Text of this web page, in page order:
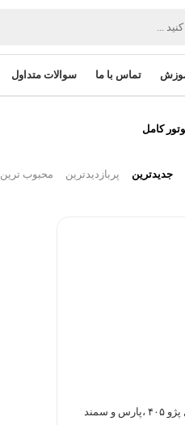
تماس با ما سوالات متداول
کامل
جدیدترین پربازدیدترین محبوب ترین
و سمند